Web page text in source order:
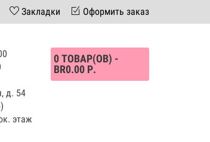
Закладки Оформить заказ
д. 54
этаж
0 ТОВАР(ОВ) -
BR0.00 Р.